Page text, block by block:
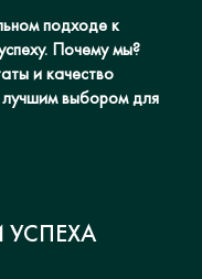
подходе к
Почему мы?
и качество
выбором для